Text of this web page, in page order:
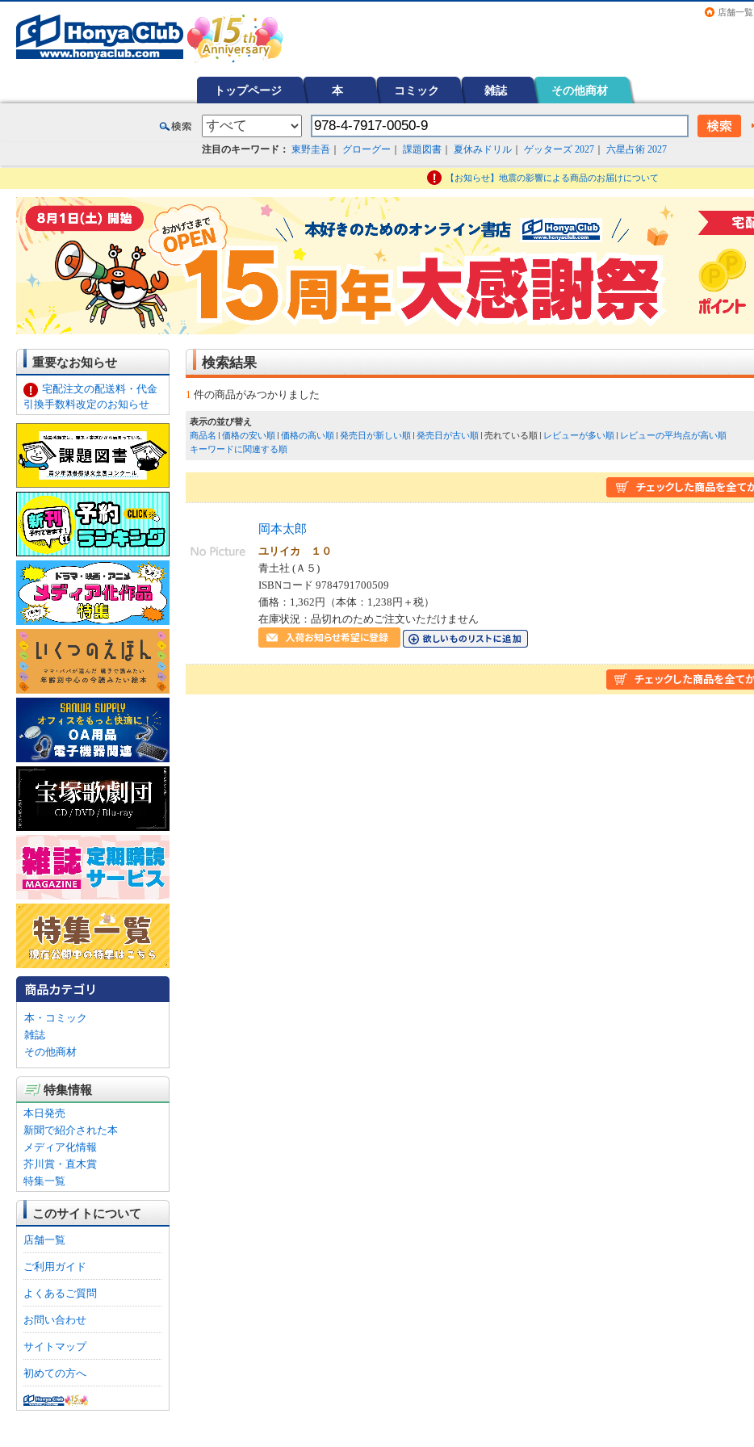
店舗一覧
トップページ 本 コミック 雑誌 その他商材
注目のキーワード： 東野圭吾 グローグー 課題図書 夏休みドリル ゲッターズ 2027 六星占術 2027
【お知らせ】地震の影響による商品のお届けについて
重要なお知らせ
宅配注文の配送料・代金
引換手数料改定のお知らせ
本・コミック
雑誌
その他商材
特集情報
本日発売
新聞で紹介された本
メディア化情報
芥川賞・直木賞
特集一覧
このサイトについて
店舗一覧
ご利用ガイド
よくあるご質問
お問い合わせ
サイトマップ
初めての方へ
検索結果
1 件の商品がみつかりました
表示の並び替え
商品名
価格の安い順 価格の高い順 発売日が新しい順 発売日が古い順 売れている順 レビューが多い順
レビューの平均点が高い順
キーワードに関連する順
岡本太郎
ユリイカ １０
青土社 (Ａ５)
ISBNコード 9784791700509
価格：1,362円（本体：1,238円＋税）
在庫状況：品切れのためご注文いただけません